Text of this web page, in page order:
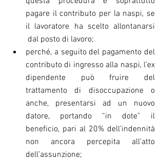
pagare il contributo per la naspi, se
il lavoratore ha scelto allontanarsi
dal posto di lavoro;
perché, a seguito del pagamento del
contributo di ingresso alla naspi, l’ex
dipendente può fruire del
trattamento di disoccupazione o
anche, presentarsi ad un nuovo
datore, portando “in dote” il
beneficio, pari al 20% dell’indennità
non ancora percepita all’atto
dell’assunzione;